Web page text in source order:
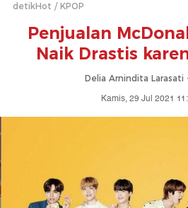
detikHot KPOP
Penjualan
Naik Drastis
Delia Arnindita Larasati
Kamis, 29 Jul 2021